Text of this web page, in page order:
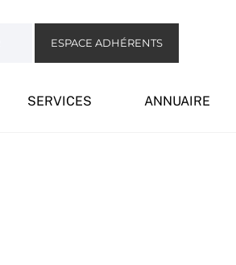
ESPACE ADHÉRENTS
SERVICES ANNUAIRE